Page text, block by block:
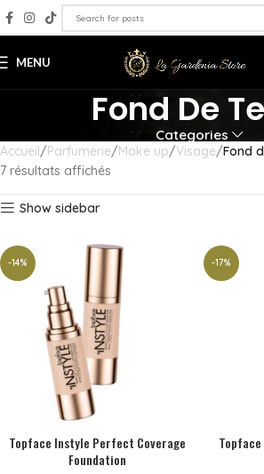
MENU
Fond De
Categories
Accueil Parfumerie Make up Visage Fond
7 résultats affichés
Show sidebar
-14%
Topface Instyle Perfect Coverage
Foundation
-17%